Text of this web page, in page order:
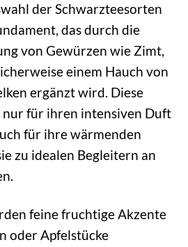
der Schwarzteesorten
das durch die
von Gewürzen wie Zimt,
einem Hauch von
ergänzt wird. Diese
für ihren intensiven Duft
für ihre wärmenden
zu idealen Begleitern an
feine fruchtige Akzente
oder Apfelstücke